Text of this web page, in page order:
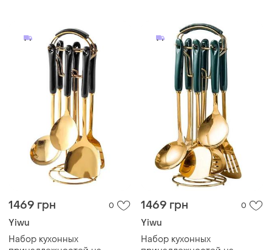
нержавейки золото с
белым hp-20-7
1469 грн 0
Yiwu
Набор кухонных
1469 грн 0
Yiwu
Набор кухонных